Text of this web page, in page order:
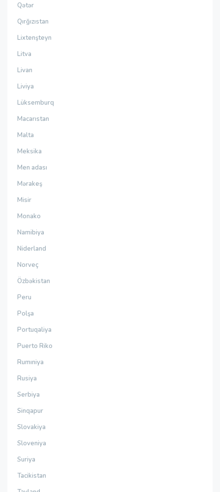
Qətər
Qırğızıstan
Lixtenşteyn
Litva
Livan
Liviya
Lüksemburq
Macarıstan
Malta
Meksika
Men adası
Mərakeş
Misir
Monako
Namibiya
Niderland
Norveç
Özbəkistan
Peru
Polşa
Portuqaliya
Puerto Riko
Rumıniya
Rusiya
Serbiya
Sinqapur
Slovakiya
Sloveniya
Suriya
Tacikistan